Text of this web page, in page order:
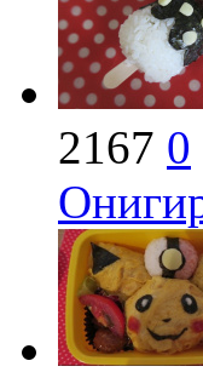
2167 0